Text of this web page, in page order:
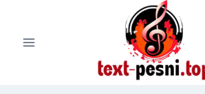
содержимому